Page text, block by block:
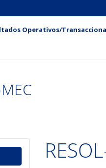
Operativos/